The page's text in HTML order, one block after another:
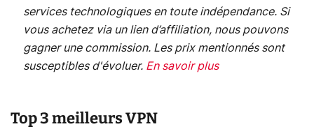
services technologiques en toute indépendance. Si
vous achetez via un lien d’affiliation, nous pouvons
gagner une commission. Les prix mentionnés sont
susceptibles d'évoluer. En savoir plus
Top 3 meilleurs VPN